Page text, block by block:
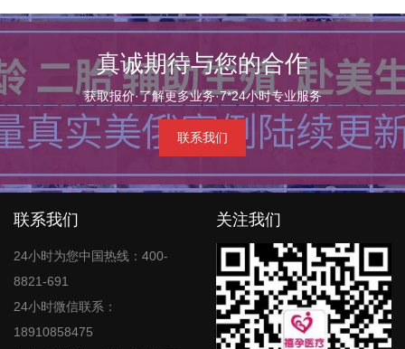
真诚期待与您的合作
获取报价·了解更多业务·7*24小时专业服务
联系我们
联系我们
24小时为您中国热线：400-
8821-691
24小时微信联系：
18910858475
关注我们